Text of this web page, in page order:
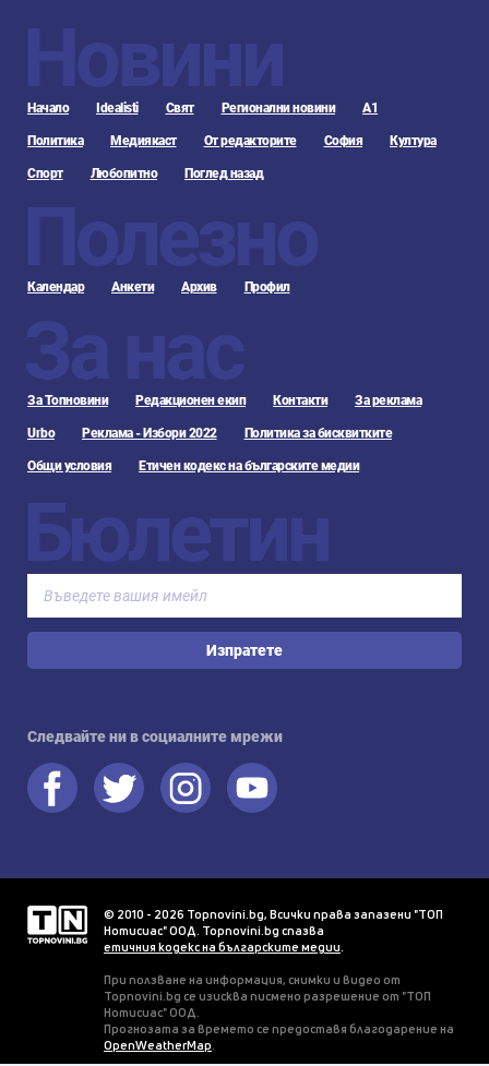
Новини
Начало Idealisti Свят Регионални новини А1
Политика Медиякаст От редакторите София Култура
Спорт Любопитно Поглед назад
Полезно
Календар Анкети Архив Профил
За нас
За Топновини Редакционен екип Контакти За реклама
Urbo Реклама - Избори 2022 Политика за бисквитките
Общи условия Етичен кодекс на българските медии
Бюлетин
Изпратете
Следвайте ни в социалните мрежи
© 2010 - 2026 Topnovini.bg, Всички права запазени "ТОП
Нотисиас" ООД. Topnovini.bg спазва
етичния кодекс на българските медии.
При ползване на информация, снимки и видео от
Topnovini.bg се изисква писмено разрешение от "ТОП
Нотисиас" ООД.
Прогнозата за времето се предоставя благодарение на
OpenWeatherMap.